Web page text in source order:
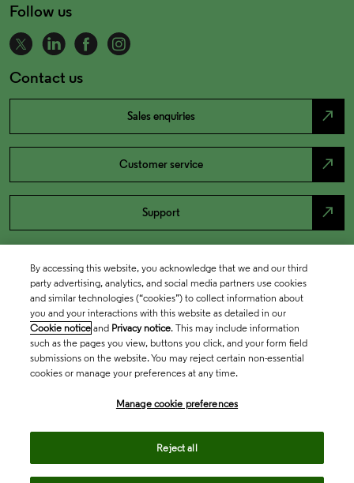
Follow us
Contact us
Sales enquiries north_east
Customer service north_east
Support north_east
By accessing this website, you acknowledge that we and our third
party advertising, analytics, and social media partners use cookies
and similar technologies (“cookies”) to collect information about
you and your interactions with this website as detailed in our
Cookie notice and Privacy notice. This may include information
such as the pages you view, buttons you click, and your form field
submissions on the website. You may reject certain non-essential
cookies or manage your preferences at any time.
Manage cookie preferences
Reject all